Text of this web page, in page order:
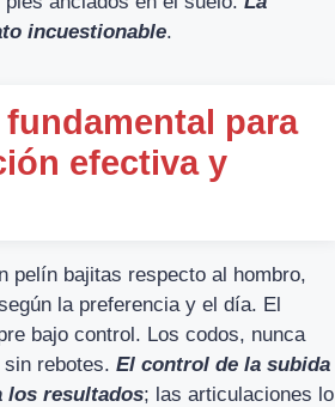
incuestionable.
para
efectiva y
pelín bajitas respecto al hombro,
la preferencia y el día. El
bajo control. Los codos, nunca
sin rebotes. El control de la subida
los resultados; las articulaciones lo